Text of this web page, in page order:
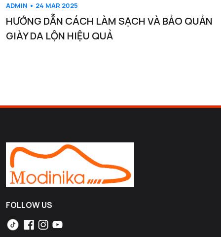
ADMIN • 24 MAR 2025
HƯỚNG DẪN CÁCH LÀM SẠCH VÀ BẢO QUẢN
GIÀY DA LỘN HIỆU QUẢ
FOLLOW US